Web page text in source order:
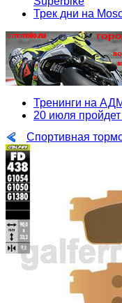
Трек дни на
Тренинги на
20 июля
Спортивная